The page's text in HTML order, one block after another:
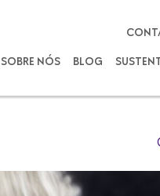
SOBRE NÓS BLOG